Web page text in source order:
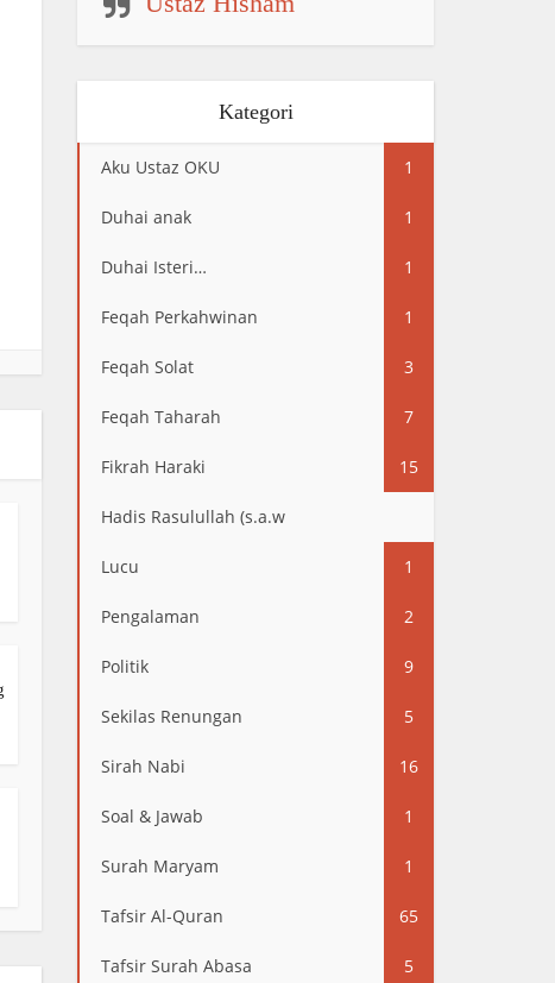
Kategori
Aku Ustaz OKU 1
Duhai anak 1
Duhai Isteri… 1
Feqah Perkahwinan 1
Feqah Solat 3
Feqah Taharah 7
Fikrah Haraki 15
Hadis Rasulullah (s.a.w
Lucu 1
Pengalaman 2
Politik 9
Sekilas Renungan 5
Sirah Nabi 16
Soal & Jawab 1
Surah Maryam 1
Tafsir Al-Quran 65
Tafsir Surah Abasa 5